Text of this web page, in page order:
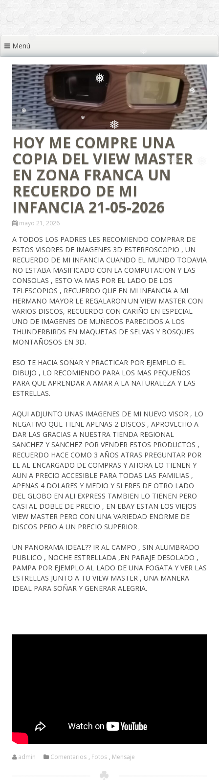
❅
❅
❅
❅
❅
❅
❅
❅
❅
Menú
HOY ME COMPRE UNA
COPIA DEL VIEW MASTER
EN ZONA FRANCA UN
RECUERDO DE MI
INFANCIA 21-05-2026
mayo 21, 2026
A TODOS LOS PADRES LES RECOMIENDO COMPRAR DE
ESTOS VISORES DE IMAGENES 3D ESTEREOSCOPIO , UN
RECUERDO DE MI INFANCIA CUANDO EL MUNDO TODAVIA
NO ESTABA MASIFICADO CON LA COMPUTACION Y LAS
CONSOLAS , ESTO VA MAS POR EL LADO DE LOS
TELESCOPIOS , RECUERDO QUE EN MI INFANCIA A MI
HERMANO MAYOR LE REGALARON UN VIEW MASTER CON
VARIOS DISCOS, RECUERDO CON CARIÑO EN ESPECIAL
UNO DE IMAGENES DE MUÑECOS PARECIDOS A LOS
THUNDERBIRDS EN MAQUETAS DE SELVAS Y BOSQUES
MONTAÑOSOS EN 3D.
ESO TE HACIA SOÑAR Y PRACTICAR POR EJEMPLO EL
DIBUJO , LO RECOMIENDO PARA LOS MAS PEQUEÑOS
PARA QUE APRENDAR A AMAR A LA NATURALEZA Y LAS
ESTRELLAS.
AQUI ADJUNTO UNAS IMAGENES DE MI NUEVO VISOR , LO
NEGATIVO QUE TIENE APENAS 2 DISCOS , APROVECHO A
DAR LAS GRACIAS A NUESTRA TIENDA REGIONAL
SANCHEZ Y SANCHEZ POR VENDER ESTOS PRODUCTOS ,
RECUERDO HACE COMO 3 AÑOS ATRAS PREGUNTAR POR
EL AL ENCARGADO DE COMPRAS Y AHORA LO TIENEN Y
AUN A PRECIO ACCESIBLE PARA TODAS LAS FAMILIAS ,
APENAS 4 DOLARES Y MEDIO Y SI ERES DE OTRO LADO
DEL GLOBO EN ALI EXPRESS TAMBIEN LO TIENEN PERO
CASI AL DOBLE DE PRECIO , EN EBAY ESTAN LOS VIEJOS
VIEW MASTER PERO CON UNA VARIEDAD ENORME DE
DISCOS PERO A UN PRECIO SUPERIOR.
UN PANORAMA IDEAL?? IR AL CAMPO , SIN ALUMBRADO
PUBLICO , NOCHE ESTRELLADA ,EN PARAJE DESOLADO ,
PAMPA POR EJEMPLO AL LADO DE UNA FOGATA Y VER LAS
ESTRELLAS JUNTO A TU VIEW MASTER , UNA MANERA
IDEAL PARA SOÑAR Y GENERAR ALEGRIA.
admin Comentarios , Fotos , Mensaje